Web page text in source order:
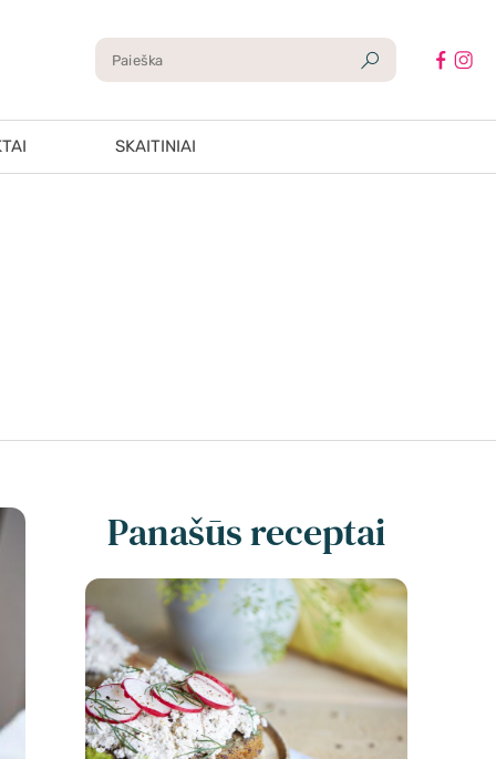
SKAITINIAI
Panašūs receptai